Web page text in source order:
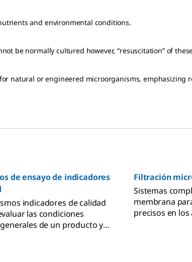
and environmental conditions.
be normally cultured however, “resuscitation” of
natural or engineered microorganisms, emphasizing
de ensayo de indicadores
indicadores de calidad
las condiciones
de un producto y
Filtración
Sistemas
membrana
precisos en